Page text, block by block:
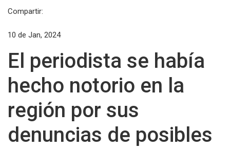
Compartir:
10 de Jan, 2024
El periodista se había
hecho notorio en la
región por sus
denuncias de posibles